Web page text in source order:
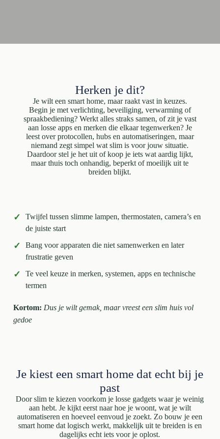
Herken je dit?
Je wilt een smart home, maar raakt vast in keuzes.
Begin je met verlichting, beveiliging, verwarming of
spraakbediening? Werkt alles straks samen, of zit je vast
aan losse apps en merken die elkaar tegenwerken? Je
leest over protocollen, hubs en automatiseringen, maar
niemand zegt simpel wat slim is voor jouw situatie.
Daardoor stel je het uit of koop je iets wat aardig lijkt,
maar thuis toch onhandig, beperkt of moeilijk uit te
breiden blijkt.
✓
Twijfel tussen slimme lampen, thermostaten, camera’s en
de juiste start
✓
Bang voor apparaten die niet samenwerken en later
frustratie geven
✓
Te veel keuze in merken, systemen, apps en technische
termen
Kortom: Dus je wilt gemak, maar vreest een slim huis vol
gedoe
Je kiest een smart home dat echt bij je
past
Door slim te kiezen voorkom je losse gadgets waar je weinig
aan hebt. Je kijkt eerst naar hoe je woont, wat je wilt
automatiseren en hoeveel eenvoud je zoekt. Zo bouw je een
smart home dat logisch werkt, makkelijk uit te breiden is en
dagelijks echt iets voor je oplost.